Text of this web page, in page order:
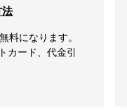
法
料になります。
カード、代金引